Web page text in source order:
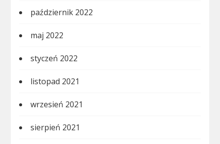
październik 2022
maj 2022
styczeń 2022
listopad 2021
wrzesień 2021
sierpień 2021